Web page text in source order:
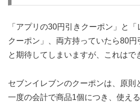
「アプリの30円引きクーポン」と
クーポン」、両方持っていたら80円
と期待してしまいますが、これはで
セブンイレブンのクーポンは、原則
一度の会計で商品1個につき、使え